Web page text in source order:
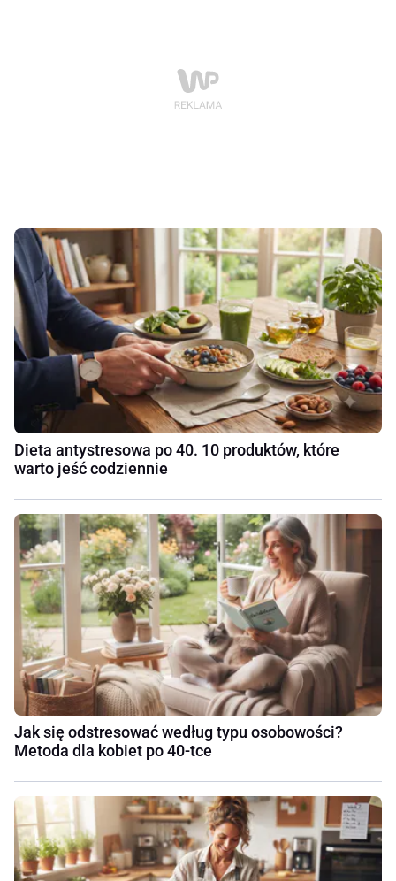
Dieta antystresowa po 40. 10 produktów, które
warto jeść codziennie
Jak się odstresować według typu osobowości?
Metoda dla kobiet po 40-tce